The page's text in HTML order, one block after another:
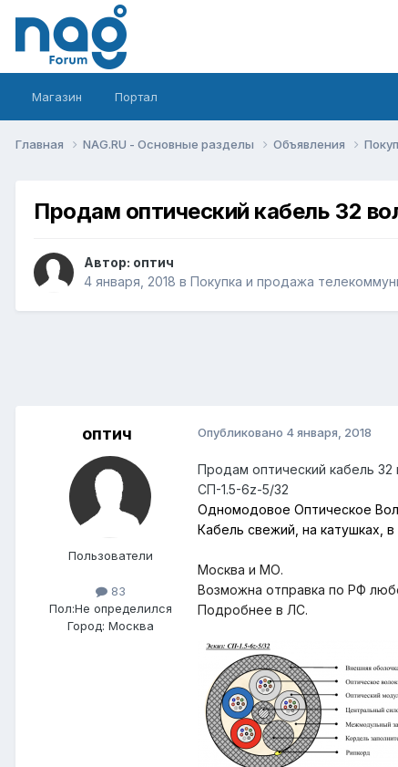
Магазин Портал
Главная NAG.RU - Основные разделы Объявления
Продам оптический кабель 32
Автор: оптич
4 января, 2018 в Покупка и продажа
оптич
Пользователи
83
Пол:Не определился
Город: Москва
Опубликовано 4 января, 2018
Продам оптический кабель 32
СП-1.5-6z-5/32
Одномодовое Оптическое
Кабель свежий, на катушках,
Москва и МО.
Возможна отправка по РФ
Подробнее в ЛС.